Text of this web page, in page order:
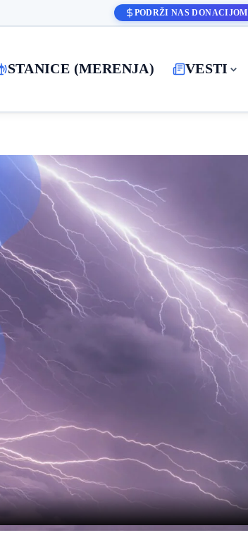
PODRŽI NAS DONACIJOM
STANICE (MERENJA) VESTI